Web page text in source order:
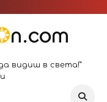
видиш в света!”